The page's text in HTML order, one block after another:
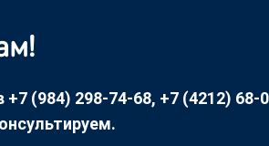
(984) 298-74-68, +7 (4212) 68-